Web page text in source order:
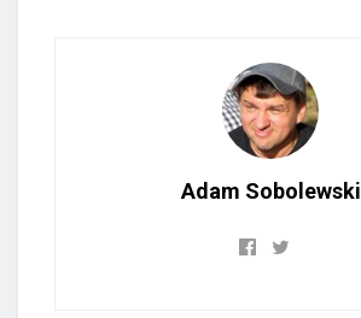
Adam Sobolewski